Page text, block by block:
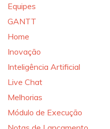
Equipes
GANTT
Home
Inovação
Inteligência Artificial
Live Chat
Melhorias
Módulo de Execução